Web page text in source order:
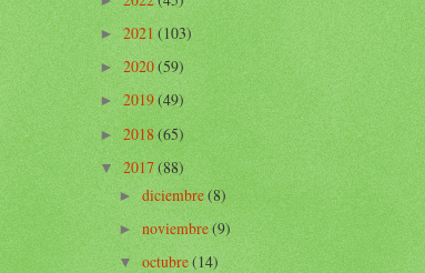
►2021(103)
►2020(59)
►2019(49)
►2018(65)
▼2017(88)
►diciembre(8)
►noviembre(9)
▼octubre(14)